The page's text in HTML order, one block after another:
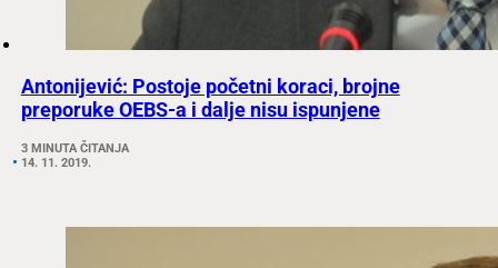
Antonijević: Postoje početni koraci, brojne
preporuke OEBS-a i dalje nisu ispunjene
3 MINUTA ČITANJA
14. 11. 2019.